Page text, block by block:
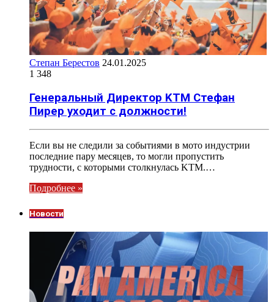
Степан Берестов 24.01.2025
1 348
Генеральный Директор KTM Стефан
Пирер уходит с должности!
Если вы не следили за событиями в мото индустрии
последние пару месяцев, то могли пропустить
трудности, с которыми столкнулась KTM.…
Подробнее »
Новости